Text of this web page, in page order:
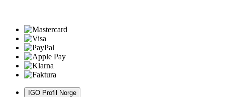
IGO Profil Norge